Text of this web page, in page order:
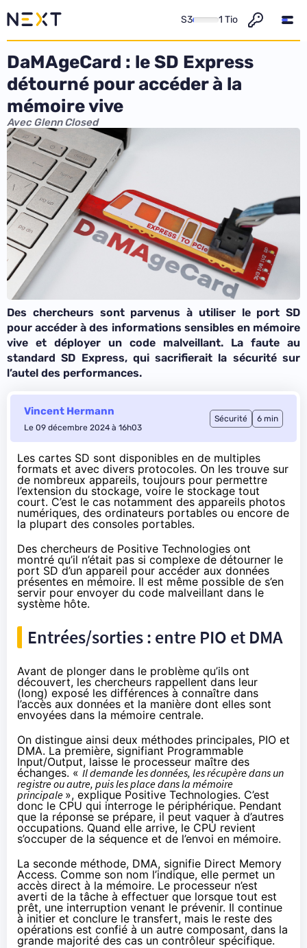
S3 1 Tio
DaMAgeCard : le SD Express
détourné pour accéder à la
mémoire vive
Avec Glenn Closed
Des chercheurs sont parvenus à utiliser le port SD
pour accéder à des informations sensibles en mémoire
vive et déployer un code malveillant. La faute au
standard SD Express, qui sacrifierait la sécurité sur
l’autel des performances.
Vincent Hermann
Le 09 décembre 2024 à 16h03
Sécurité 6 min
Les cartes SD sont disponibles en de multiples
formats et avec divers protocoles. On les trouve sur
de nombreux appareils, toujours pour permettre
l’extension du stockage, voire le stockage tout
court. C’est le cas notamment des appareils photos
numériques, des ordinateurs portables ou encore de
la plupart des consoles portables.
Des chercheurs de Positive Technologies ont
montré qu’il n’était pas si complexe de détourner le
port SD d’un appareil pour accéder aux données
présentes en mémoire. Il est même possible de s’en
servir pour envoyer du code malveillant dans le
système hôte.
Entrées/sorties : entre PIO et DMA
Avant de plonger dans le problème qu’ils ont
découvert, les chercheurs rappellent dans leur
(long) exposé les différences à connaître dans
l’accès aux données et la manière dont elles sont
envoyées dans la mémoire centrale.
On distingue ainsi deux méthodes principales, PIO et
DMA. La première, signifiant Programmable
Input/Output, laisse le processeur maître des
échanges. « Il demande les données, les récupère dans un
registre ou autre, puis les place dans la mémoire
principale », explique Positive Technologies. C’est
donc le CPU qui interroge le périphérique. Pendant
que la réponse se prépare, il peut vaquer à d’autres
occupations. Quand elle arrive, le CPU revient
s’occuper de la séquence et de l’envoi en mémoire.
La seconde méthode, DMA, signifie Direct Memory
Access. Comme son nom l’indique, elle permet un
accès direct à la mémoire. Le processeur n’est
averti de la tâche à effectuer que lorsque tout est
prêt, une interruption venant le prévenir. Il continue
à initier et conclure le transfert, mais le reste des
opérations est confié à un autre composant, dans la
grande majorité des cas un contrôleur spécifique.